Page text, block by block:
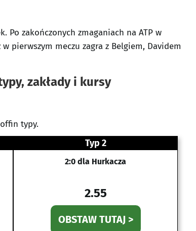
zakończonych zmaganiach na ATP w
w pierwszym meczu zagra z Belgiem, Davidem
zakłady i kursy
typy.
Typ 2
2:0 dla Hurkacza
2.55
OBSTAW TUTAJ >